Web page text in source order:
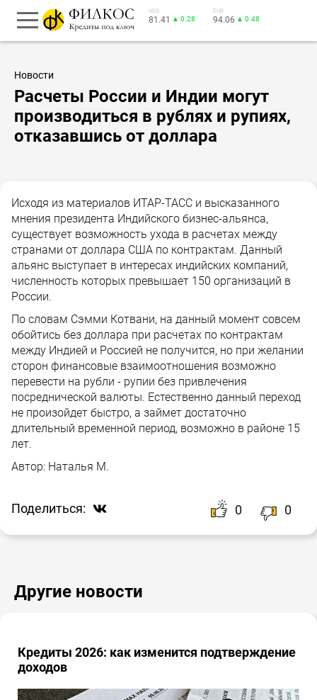
USD
81.41 ▲ 0.28
EUR
94.06 ▲ 0.48
Новости
Расчеты России и Индии могут
производиться в рублях и рупиях,
отказавшись от доллара
Исходя из материалов ИТАР-ТАСС и высказанного
мнения президента Индийского бизнес-альянса,
существует возможность ухода в расчетах между
странами от доллара США по контрактам. Данный
альянс выступает в интересах индийских компаний,
численность которых превышает 150 организаций в
России.
По словам Сэмми Котвани, на данный момент совсем
обойтись без доллара при расчетах по контрактам
между Индией и Россией не получится, но при желании
сторон финансовые взаимоотношения возможно
перевести на рубли - рупии без привлечения
посреднической валюты. Естественно данный переход
не произойдет быстро, а займет достаточно
длительный временной период, возможно в районе 15
лет.
Автор: Наталья М.
Поделиться: 0 0
Другие новости
Кредиты 2026: как изменится подтверждение
доходов